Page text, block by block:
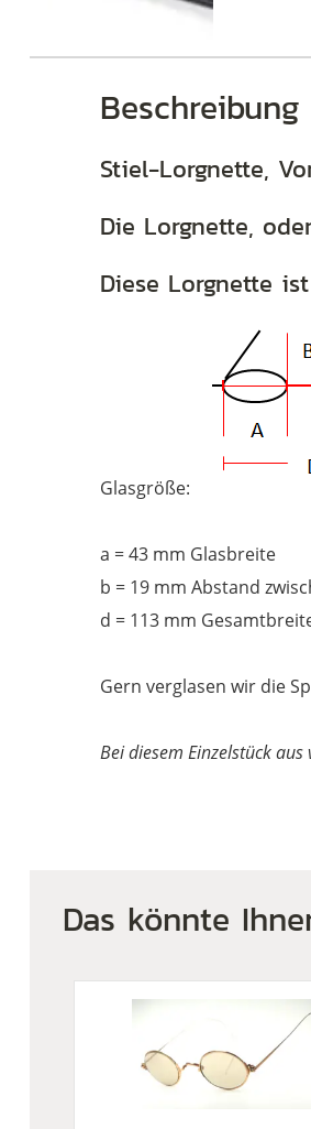
Beschreibung
Stiel-Lorgnette,
Die Lorgnette,
Diese Lorgnette
Glasgröße:
a = 43 mm Glasbreite
b = 19 mm Abstand
d = 113 mm
Gern verglasen wir die
Bei diesem Einzelstück
Das könnte